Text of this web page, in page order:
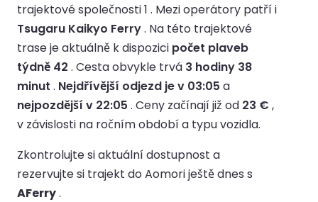
trajektové společnosti 1 . Mezi operátory patří i
Tsugaru Kaikyo Ferry. Na této trajektové
trase je aktuálně k dispozici počet plaveb
týdně 42 . Cesta obvykle trvá 3 hodiny 38
minut . Nejdřívější odjezd je v 03:05 a
nejpozdější v 22:05 . Ceny začínají již od 23 € ,
v závislosti na ročním období a typu vozidla.
Zkontrolujte si aktuální dostupnost a
rezervujte si trajekt do Aomori ještě dnes s
AFerry.